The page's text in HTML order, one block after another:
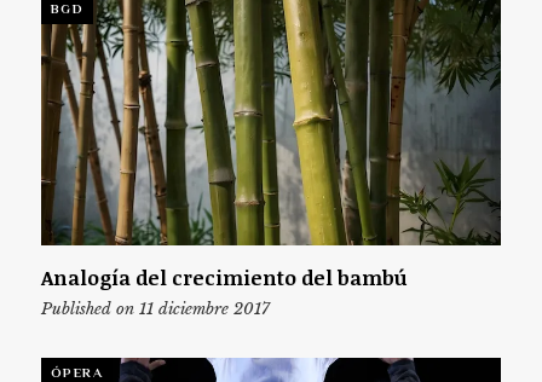
BGD
Analogía del crecimiento del bambú
Published on 11 diciembre 2017
ÓPERA